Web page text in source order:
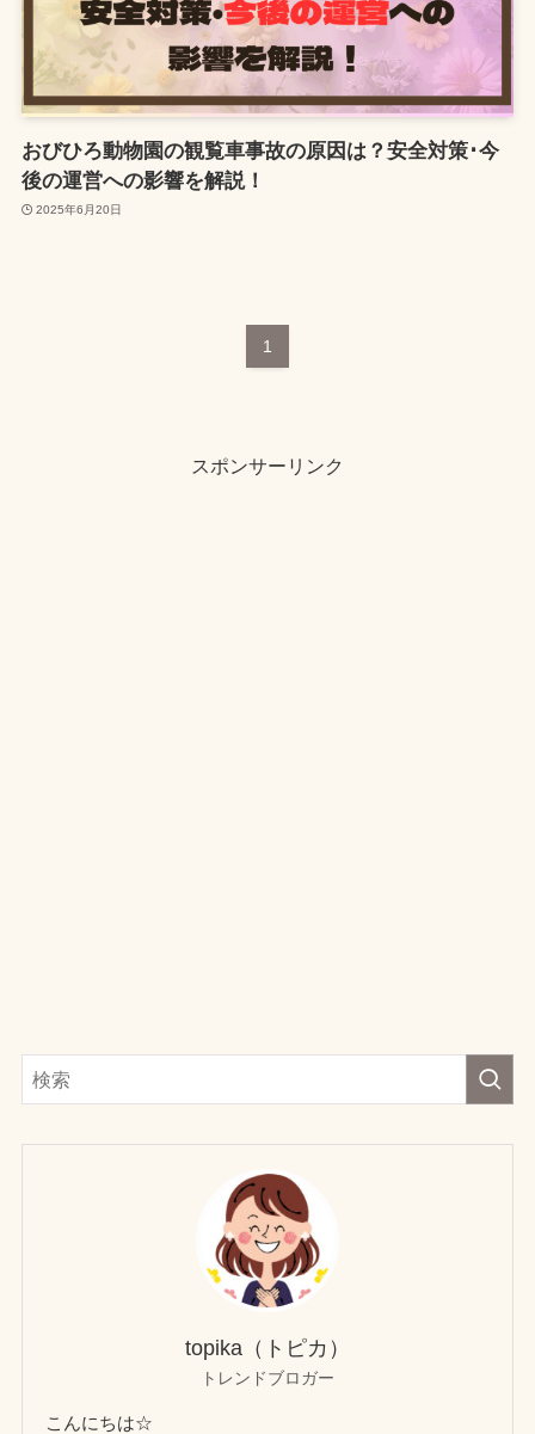
おびひろ動物園の観覧車事故の原因は？安全対策･今
後の運営への影響を解説！
2025年6月20日
1
スポンサーリンク
topika（トピカ）
トレンドブロガー
こんにちは☆